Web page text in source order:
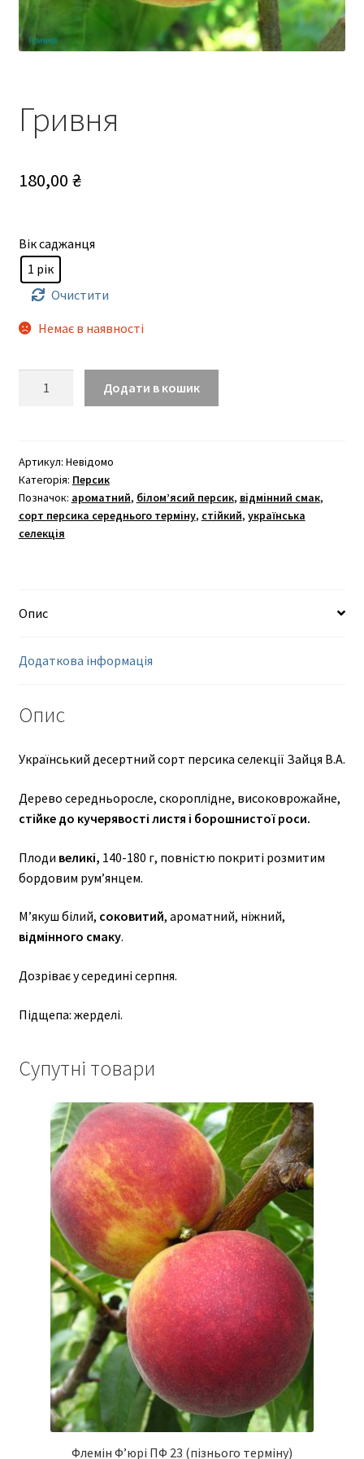
Гривня
180,00 ₴
Вік саджанця
1 рік
Очистити
Немає в наявності
Додати в кошик
Артикул: Невідомо
Категорія: Персик
Позначок: ароматний, біломʼясий персик, відмінний смак,
сорт персика середнього терміну, стійкий, українська
селекція
Опис
Додаткова інформація
Опис
Український десертний сорт персика селекції Зайця В.А.
Дерево середньоросле, скороплідне, високоврожайне,
стійке до кучерявості листя і борошнистої роси.
Плоди великі, 140-180 г, повністю покриті розмитим
бордовим рум’янцем.
М’якуш білий, соковитий, ароматний, ніжний,
відмінного смаку.
Дозріває у середині серпня.
Підщепа: жерделі.
Супутні товари
Флемін Ф’юрі ПФ 23 (пізнього терміну)